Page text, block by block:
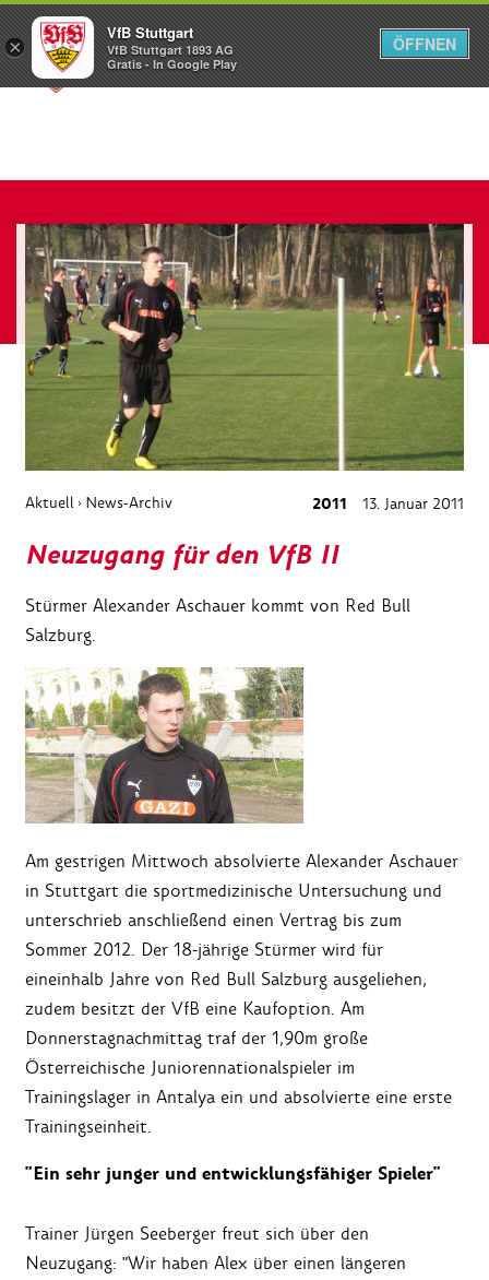
Menü
Aktuell › News-Archiv 2011 13. Januar 2011
Neuzugang für den VfB II
Stürmer Alexander Aschauer kommt von Red Bull
Salzburg.
Am gestrigen Mittwoch absolvierte Alexander Aschauer
in Stuttgart die sportmedizinische Untersuchung und
unterschrieb anschließend einen Vertrag bis zum
Sommer 2012. Der 18-jährige Stürmer wird für
eineinhalb Jahre von Red Bull Salzburg ausgeliehen,
zudem besitzt der VfB eine Kaufoption. Am
Donnerstagnachmittag traf der 1,90m große
Österreichische Juniorennationalspieler im
Trainingslager in Antalya ein und absolvierte eine erste
Trainingseinheit.
"Ein sehr junger und entwicklungsfähiger Spieler"
Trainer Jürgen Seeberger freut sich über den
Neuzugang: "Wir haben Alex über einen längeren
×
VfB Stuttgart
VfB Stuttgart 1893 AG
Gratis - In Google Play
ÖFFNEN